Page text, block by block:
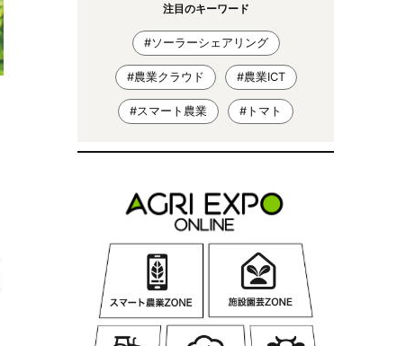
注目のキーワード
#ソーラーシェアリング
#農業クラウド #農業ICT
#スマート農業 #トマト